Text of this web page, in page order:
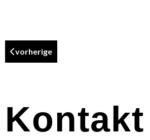
vorherige
Kontakt